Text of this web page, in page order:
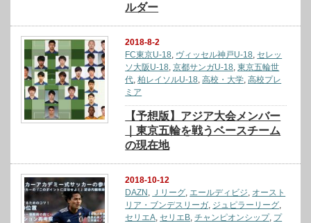
ルダー
2018-8-2
FC東京U-18 ヴィッセル神戸U-18 セレッ
ソ大阪U-18 ,京都サンガU-18 ,東京五輪世
代 ,柏レイソルU-18 ,高校・大学 ,高校プレ
ミア
【予想版】アジア大会メンバー
｜東京五輪を戦うベースチーム
の現在地
2018-10-12
DAZN
Ｊリーグ エールディビジ オースト
リア・ブンデスリーガ ジュピラーリーグ
セリエA セリエB ,チャンピオンシップ, プ